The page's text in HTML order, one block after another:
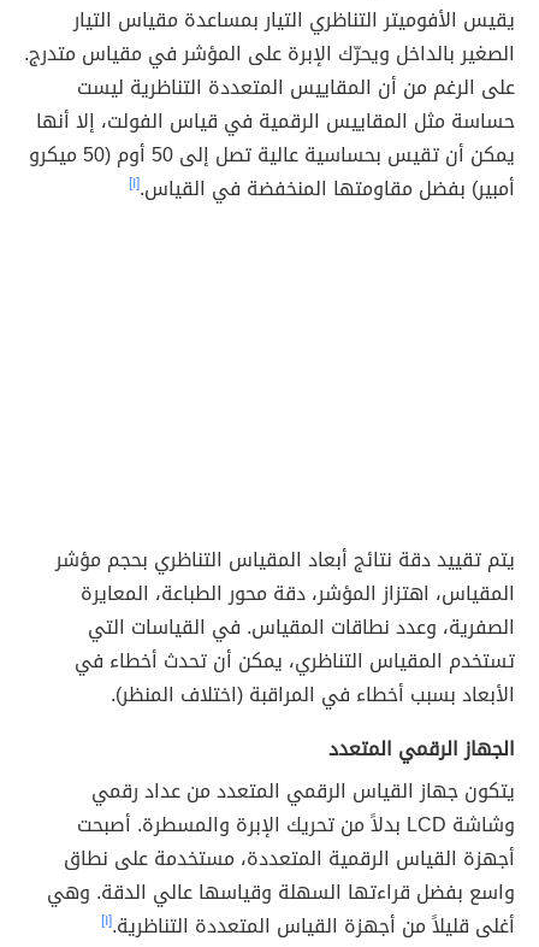
يقيس الأفوميتر التناظري التيار بمساعدة مقياس التيار
الصغير بالداخل ويحرّك الإبرة على المؤشر في مقياس متدرج.
على الرغم من أن المقاييس المتعددة التناظرية ليست
حساسة مثل المقاييس الرقمية في قياس الفولت، إلا أنها
يمكن أن تقيس بحساسية عالية تصل إلى 50 أوم (50 ميكرو
أمبير) بفضل مقاومتها المنخفضة في القياس.[١]
يتم تقييد دقة نتائج أبعاد المقياس التناظري بحجم مؤشر
المقياس، اهتزاز المؤشر، دقة محور الطباعة، المعايرة
الصفرية، وعدد نطاقات المقياس. في القياسات التي
تستخدم المقياس التناظري، يمكن أن تحدث أخطاء في
الأبعاد بسبب أخطاء في المراقبة (اختلاف المنظر).
الجهاز الرقمي المتعدد
يتكون جهاز القياس الرقمي المتعدد من عداد رقمي
وشاشة LCD بدلاً من تحريك الإبرة والمسطرة. أصبحت
أجهزة القياس الرقمية المتعددة، مستخدمة على نطاق
واسع بفضل قراءتها السهلة وقياسها عالي الدقة. وهي
أغلى قليلاً من أجهزة القياس المتعددة التناظرية.[١]